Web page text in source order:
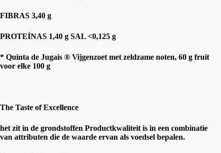
FIBRAS 3,40 g
PROTEÍNAS 1,40 g SAL <0,125 g
* Quinta de Jugais ® Vijgenzoet met zeldzame noten, 60 g fruit
voor elke 100 g
The Taste of Excellence
het zit in de grondstoffen Productkwaliteit is in een combinatie
van attributen die de waarde ervan als voedsel bepalen.